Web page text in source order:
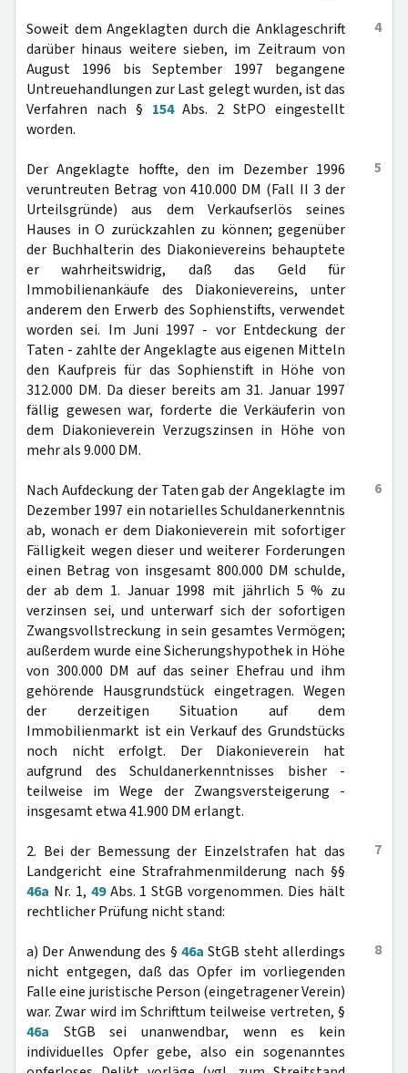
4
Soweit dem Angeklagten durch die Anklageschrift
darüber hinaus weitere sieben, im Zeitraum von
August 1996 bis September 1997 begangene
Untreuehandlungen zur Last gelegt wurden, ist das
Verfahren nach § 154Abs. 2 StPO eingestellt
worden.
5
Der Angeklagte hoffte, den im Dezember 1996
veruntreuten Betrag von 410.000 DM (Fall II 3 der
Urteilsgründe) aus dem Verkaufserlös seines
Hauses in O zurückzahlen zu können; gegenüber
der Buchhalterin des Diakonievereins behauptete
er wahrheitswidrig, daß das Geld für
Immobilienankäufe des Diakonievereins, unter
anderem den Erwerb des Sophienstifts, verwendet
worden sei. Im Juni 1997 - vor Entdeckung der
Taten - zahlte der Angeklagte aus eigenen Mitteln
den Kaufpreis für das Sophienstift in Höhe von
312.000 DM. Da dieser bereits am 31. Januar 1997
fällig gewesen war, forderte die Verkäuferin von
dem Diakonieverein Verzugszinsen in Höhe von
mehr als 9.000 DM.
6
Nach Aufdeckung der Taten gab der Angeklagte im
Dezember 1997 ein notarielles Schuldanerkenntnis
ab, wonach er dem Diakonieverein mit sofortiger
Fälligkeit wegen dieser und weiterer Forderungen
einen Betrag von insgesamt 800.000 DM schulde,
der ab dem 1. Januar 1998 mit jährlich 5 % zu
verzinsen sei, und unterwarf sich der sofortigen
Zwangsvollstreckung in sein gesamtes Vermögen;
außerdem wurde eine Sicherungshypothek in Höhe
von 300.000 DM auf das seiner Ehefrau und ihm
gehörende Hausgrundstück eingetragen. Wegen
der derzeitigen Situation auf dem
Immobilienmarkt ist ein Verkauf des Grundstücks
noch nicht erfolgt. Der Diakonieverein hat
aufgrund des Schuldanerkenntnisses bisher -
teilweise im Wege der Zwangsversteigerung -
insgesamt etwa 41.900 DM erlangt.
7
2. Bei der Bemessung der Einzelstrafen hat das
Landgericht eine Strafrahmenmilderung nach §§
46a Nr. 1, 49Abs. 1 StGB vorgenommen. Dies hält
rechtlicher Prüfung nicht stand:
8
a) Der Anwendung des § 46a StGB steht allerdings
nicht entgegen, daß das Opfer im vorliegenden
Falle eine juristische Person (eingetragener Verein)
war. Zwar wird im Schrifttum teilweise vertreten, §
46a StGB sei unanwendbar, wenn es kein
individuelles Opfer gebe, also ein sogenanntes